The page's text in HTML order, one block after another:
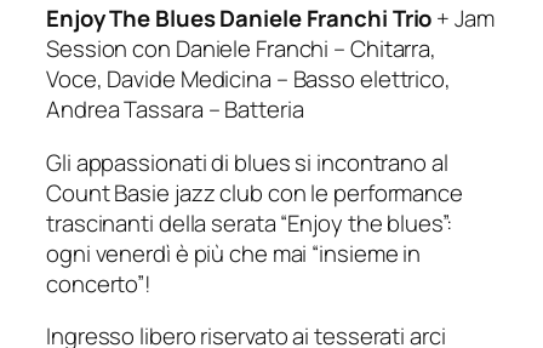
Enjoy The Blues Daniele Franchi Trio+ Jam
Session con Daniele Franchi – Chitarra,
Voce, Davide Medicina – Basso elettrico,
Andrea Tassara – Batteria
Gli appassionati di blues si incontrano al
Count Basie jazz club con le performance
trascinanti della serata “Enjoy the blues”:
ogni venerdì è più che mai “insieme in
concerto”!
Ingresso libero riservato ai tesserati arci